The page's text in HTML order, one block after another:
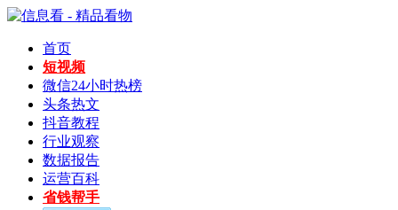
首页
短视频
微信24小时热榜
头条热文
抖音教程
行业观察
数据报告
运营百科
省钱帮手